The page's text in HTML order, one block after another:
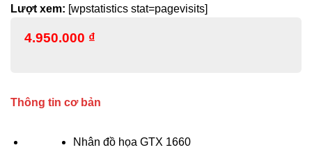
Lượt xem: [wpstatistics stat=pagevisits]
4.950.000 ₫
Thông tin cơ bản
Nhân đồ họa GTX 1660